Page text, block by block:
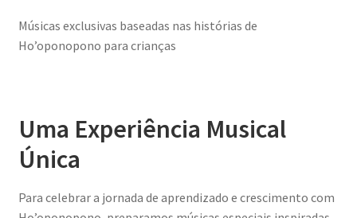
Músicas exclusivas baseadas nas histórias de
Ho’oponopono para crianças
Uma Experiência Musical
Única
Para celebrar a jornada de aprendizado e crescimento com